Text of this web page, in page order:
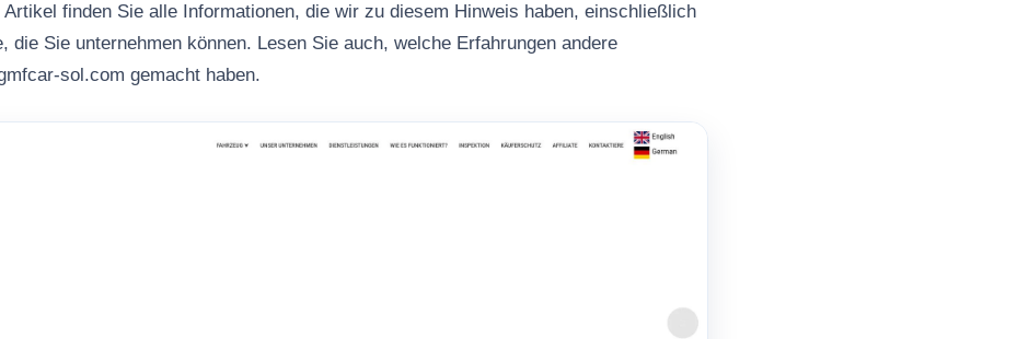
finden Sie alle Informationen, die wir zu diesem Hinweis haben, einschließlich
die Sie unternehmen können. Lesen Sie auch, welche Erfahrungen andere
sol.com gemacht haben.